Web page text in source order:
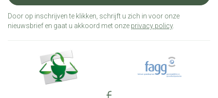
Door op inschrijven te klikken, schrijft u zich in voor onze
nieuwsbrief en gaat u akkoord met onze privacy policy.